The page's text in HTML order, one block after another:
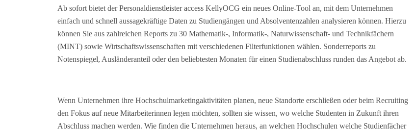
Ab sofort bietet der Personaldienstleister access KellyOCG ein neues Online-Tool an, mit dem Unternehmen
einfach und schnell aussagekräftige Daten zu Studiengängen und Absolventenzahlen analysieren können. Hierzu
können Sie aus zahlreichen Reports zu 30 Mathematik-, Informatik-, Naturwissenschaft- und Technikfächern
(MINT) sowie Wirtschaftswissenschaften mit verschiedenen Filterfunktionen wählen. Sonderreports zu
Notenspiegel, Ausländeranteil oder den beliebtesten Monaten für einen Studienabschluss runden das Angebot ab.
Wenn Unternehmen ihre Hochschulmarketingaktivitäten planen, neue Standorte erschließen oder beim Recruiting
den Fokus auf neue Mitarbeiterinnen legen möchten, sollten sie wissen, wo welche Studenten in Zukunft ihren
Abschluss machen werden. Wie finden die Unternehmen heraus, an welchen Hochschulen welche Studienfächer